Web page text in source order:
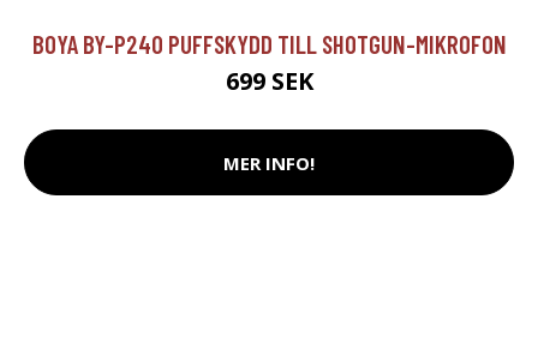
BOYA BY-P240 PUFFSKYDD TILL SHOTGUN-MIKROFON
699 SEK
MER INFO!